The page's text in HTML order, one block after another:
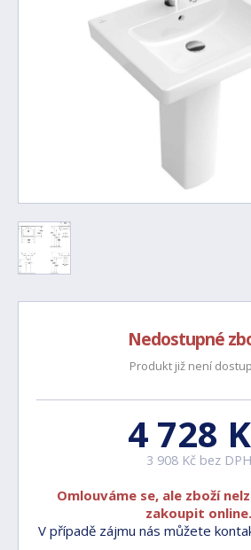
Nedostupné
Produkt již není
4 728
3 908 Kč bez DPH
Omlouváme se, ale zboží
zakoupit online.
V případě zájmu nás můžete